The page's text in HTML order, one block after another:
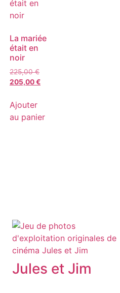
La mariée
était en
noir
225,00€
205,00€
Ajouter
au panier
Jules et Jim